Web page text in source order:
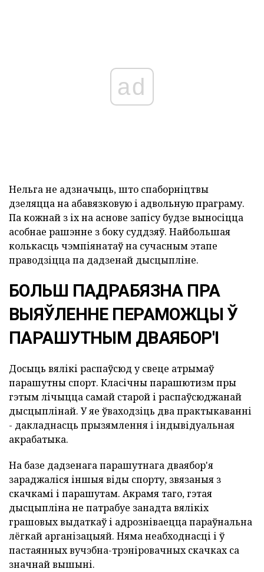
ad
Нельга не адзначыць, што спаборніцтвы
дзеляцца на абавязковую і адвольную праграму.
Па кожнай з іх на аснове запісу будзе выносіцца
асобнае рашэнне з боку суддзяў. Найбольшая
колькасць чэмпіянатаў на сучасным этапе
праводзіцца па дадзенай дысцыпліне.
БОЛЬШ ПАДРАБЯЗНА ПРА
ВЫЯЎЛЕННЕ ПЕРАМОЖЦЫ Ў
ПАРАШУТНЫМ ДВАЯБОР'І
Досыць вялікі распаўсюд у свеце атрымаў
парашутны спорт. Класічны парашютизм пры
гэтым лічыцца самай старой і распаўсюджанай
дысцыплінай. У яе ўваходзіць два практыкаванні
- дакладнасць прызямлення і індывідуальная
акрабатыка.
На базе дадзенага парашутнага дваябор'я
зараджаліся іншыя віды спорту, звязаныя з
скачкамі і парашутам. Акрамя таго, гэтая
дысцыпліна не патрабуе занадта вялікіх
грашовых выдаткаў і адрозніваецца параўнальна
лёгкай арганізацыяй. Няма неабходнасці і ў
пастаянных вучэбна-трэніровачных скачках са
значнай вышыні.